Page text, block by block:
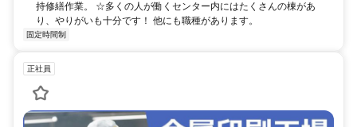
持修繕作業。 ☆多くの人が働くセンター内にはたくさんの棟があ
り、やりがいも十分です！ 他にも職種があります。
固定時間制
正社員